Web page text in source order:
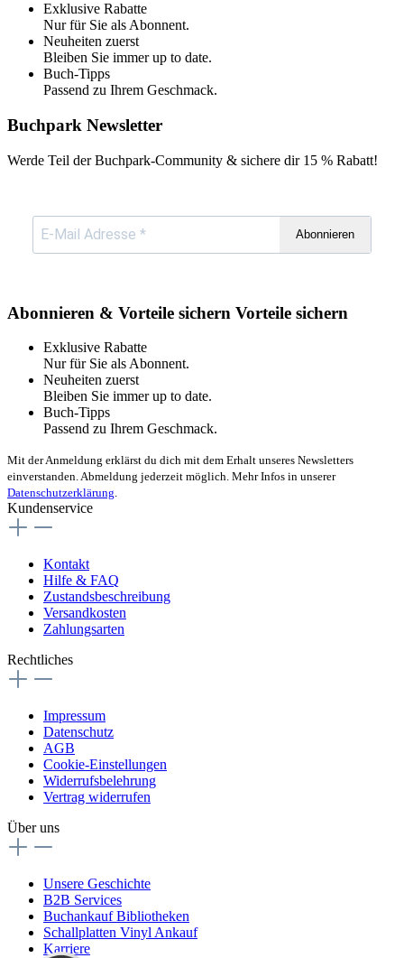
Exklusive Rabatte
Nur für Sie als Abonnent.
Neuheiten zuerst
Bleiben Sie immer up to date.
Buch-Tipps
Passend zu Ihrem Geschmack.
Buchpark Newsletter
Werde Teil der Buchpark-Community & sichere dir 15 % Rabatt!
Abonnieren
Abonnieren & Vorteile sichern Vorteile sichern
Exklusive Rabatte
Nur für Sie als Abonnent.
Neuheiten zuerst
Bleiben Sie immer up to date.
Buch-Tipps
Passend zu Ihrem Geschmack.
Mit der Anmeldung erklärst du dich mit dem Erhalt unseres Newsletters
einverstanden. Abmeldung jederzeit möglich. Mehr Infos in unserer
Datenschutzerklärung.
Kundenservice
Kontakt
Hilfe & FAQ
Zustandsbeschreibung
Versandkosten
Zahlungsarten
Rechtliches
Impressum
Datenschutz
AGB
Cookie-Einstellungen
Widerrufsbelehrung
Vertrag widerrufen
Über uns
Unsere Geschichte
B2B Services
Buchankauf Bibliotheken
Schallplatten Vinyl Ankauf
Karriere